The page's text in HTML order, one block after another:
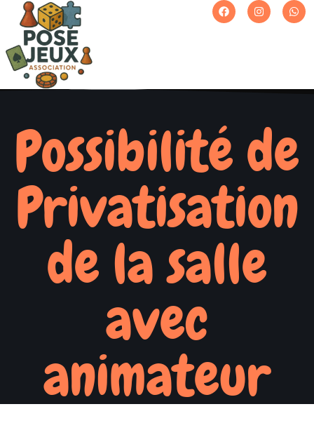
Possibilité de
Privatisation
de la salle
avec
animateur